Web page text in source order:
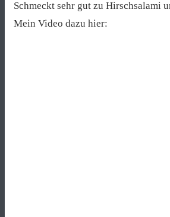
Schmeckt sehr gut zu Hirschsalami
Mein Video dazu hier: